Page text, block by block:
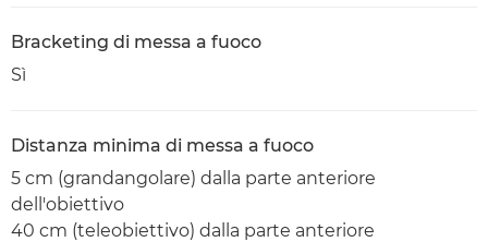
Bracketing di messa a fuoco
Sì
Distanza minima di messa a fuoco
5 cm (grandangolare) dalla parte anteriore
dell'obiettivo
40 cm (teleobiettivo) dalla parte anteriore